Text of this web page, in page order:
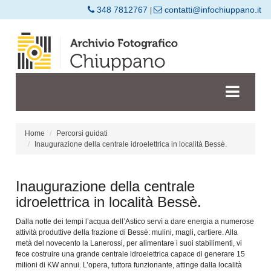
348 7812767 contatti@infochiuppano.it
Home
Percorsi guidati
Inaugurazione della centrale idroelettrica in località Bessè.
Inaugurazione della centrale
idroelettrica in località Bessè.
Dalla notte dei tempi l’acqua dell’Astico servì a dare energia a numerose
attività produttive della frazione di Bessè: mulini, magli, cartiere. Alla
metà del novecento la Lanerossi, per alimentare i suoi stabilimenti, vi
fece costruire una grande centrale idroelettrica capace di generare 15
milioni di KW annui. L’opera, tuttora funzionante, attinge dalla località